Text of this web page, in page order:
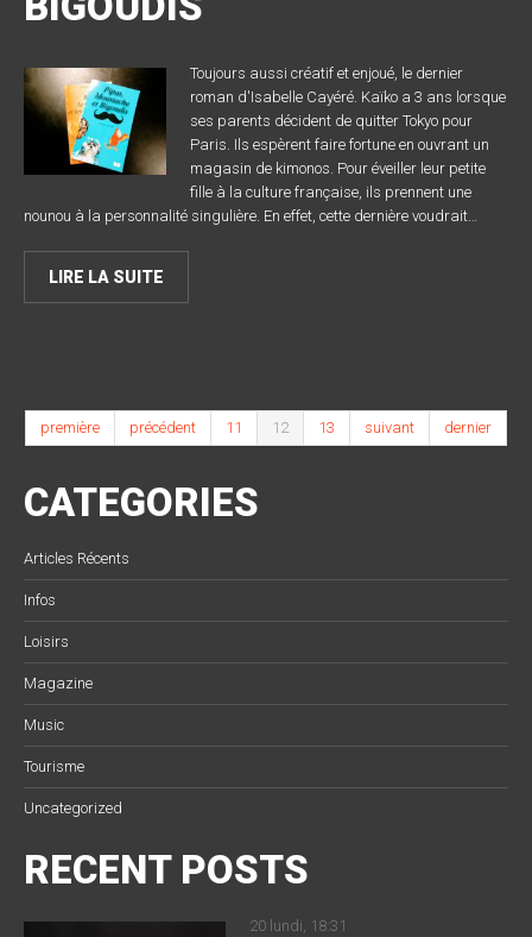
Toujours aussi créatif et enjoué, le dernier
roman d'Isabelle Cayéré. Kaïko a 3 ans lorsque
ses parents décident de quitter Tokyo pour
Paris. Ils espèrent faire fortune en ouvrant un
magasin de kimonos. Pour éveiller leur petite
fille à la culture française, ils prennent une
nounou à la personnalité singulière. En effet, cette dernière voudrait…
LIRE LA SUITE
première précédent 11 12 13 suivant dernier
CATEGORIES
Articles Récents
Infos
Loisirs
Magazine
Music
Tourisme
Uncategorized
RECENT POSTS
20 lundi, 18:31